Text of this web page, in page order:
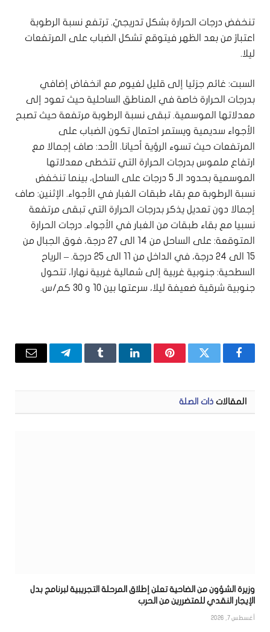
تنخفض درجات الحرارة بشكل تدريجيّ. ترتفع نسبة الرطوبة
اعتبارً من بعد الظهر فيتوقع تشكل الضباب على المرتفعات
ليلا.
السبت: غائم جزئيا إلى قليل لغيوم مع انخفاض إضافي
بدرجات الحرارة خاصة في المناطق الساحلية حيث تعود إلى
معدلاتها الموسمية. تبقى نسبة الرطوبة مرتفعة حيث تصبح
الأجواء سديمية ويستمر احتمال تكون الضباب على
المرتفعات حيث تسوء الرؤية أحيانا. الأحد: صاف إجمالا مع
ارتفاع ملموس بدرجات الحرارة التي تتخطى معدلاتها
الموسمية بحدود الـ 5 درجات على الساحل، بينما تنخفض
نسبة الرطوبة مع بقاء طبقات الغبار في الأجواء. الإثنين: صاف
إجمالا دون تعديل يذكر بدرجات الحرارة التي تبقى مرتفعة
نسبيا مع بقاء طبقات من الغبار في الأجواء. درجات الحرارة
المتوقعة: على الساحل من 14 الى 27 درجة، فوق الجبال من
15 الى 24 درجة، في الداخل من 11 الى 25 درجة. – الرياح
السطحية: جنوبية غربية إلى شمالية غربية نهارا، تتحول
جنوبية شرقية ضعيفة ليلا، سرعتها بين 10 و 30 كم/س.
فيسبوكتويتر بينتيريستلينكدإنTumblrتيلقرامالبريد
المقالات ذات الصلة
وزيرة الشؤون من الضاحية تعلن إطلاق المرحلة التجريبية لبرنامج بدل
الإيجار النقدي للمتضررين من الحرب
أغسطس 7, 2026